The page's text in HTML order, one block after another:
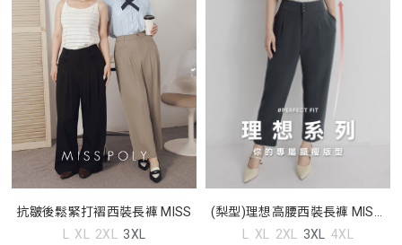
抗皺後鬆緊打褶西裝長褲 MISS
L XL 2XL 3XL
(梨型)理想高腰西裝長褲 MISS.
中大尺碼褲子
L XL 2XL 3XL 4XL